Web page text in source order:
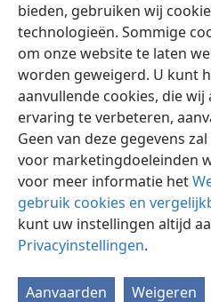
bieden, gebruiken wij
technologieën. Sommige
om onze website te laten
worden geweigerd. U kunt
aanvullende cookies, die
ervaring te verbeteren,
Geen van deze gegevens
voor marketingdoeleinden
voor meer informatie het
gebruik cookies en
kunt uw instellingen altijd
Privacyinstellingen.
Aanvaarden Weigeren
Nederlands
Copyright© 2026 Watch Tower Bible
Gebruiksvoorwaarden
JW.ORG